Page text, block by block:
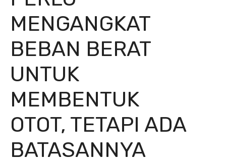
MENGANGKAT
BEBAN BERAT
UNTUK
MEMBENTUK
OTOT, TETAPI ADA
BATASANNYA